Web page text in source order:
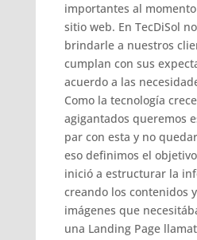
importantes al
sitio web. En TecDiSol
brindarle a nuestros
cumplan con sus
acuerdo a las
Como la tecnología
agigantados queremos
par con esta y no
eso definimos el
inició a estructurar la
creando los contenidos
imágenes que
una Landing Page